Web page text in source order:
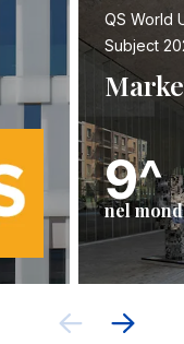
QS World
Subject
9^
nel